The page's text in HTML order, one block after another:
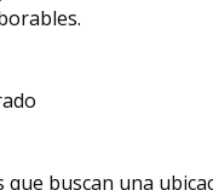
buscan una